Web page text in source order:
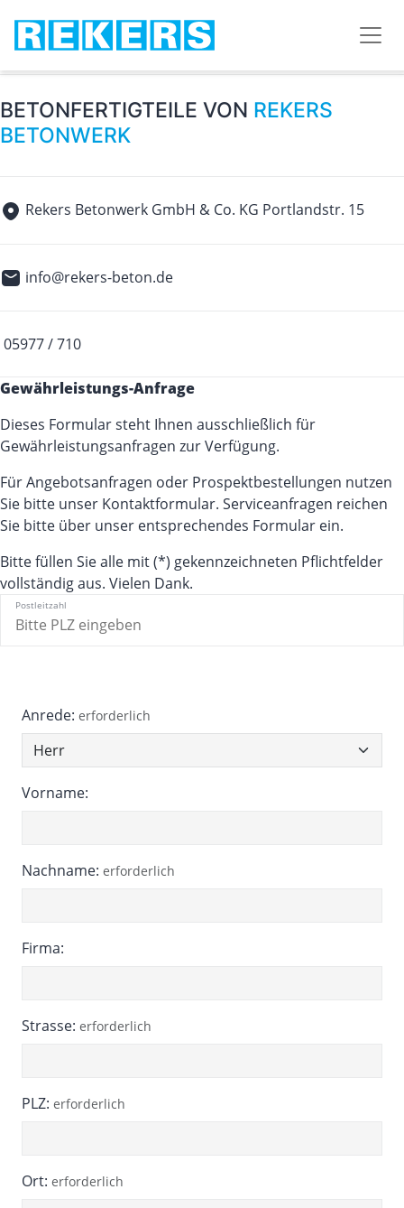
BETONFERTIGTEILE VON REKERS
BETONWERK
Rekers Betonwerk GmbH & Co. KG Portlandstr. 15
info@rekers-beton.de
05977 / 710
Gewährleistungs-Anfrage
Dieses Formular steht Ihnen ausschließlich für
Gewährleistungsanfragen zur Verfügung.
Für Angebotsanfragen oder Prospektbestellungen nutzen
Sie bitte unser Kontaktformular. Serviceanfragen reichen
Sie bitte über unser entsprechendes Formular ein.
Bitte füllen Sie alle mit (*) gekennzeichneten Pflichtfelder
vollständig aus. Vielen Dank.
Postleitzahl
Anrede: erforderlich
Vorname:
Nachname: erforderlich
Firma:
Strasse: erforderlich
PLZ: erforderlich
Ort: erforderlich